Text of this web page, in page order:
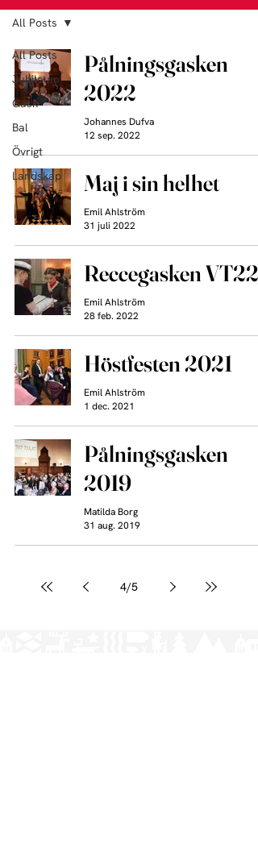
All Posts
Jubileum
Gask
Bal
Övrigt
Landskap
All Posts
Pålningsgasken
2022
Johannes Dufva
12 sep. 2022
Maj i sin helhet
Emil Ahlström
31 juli 2022
Reccegasken VT22
Emil Ahlström
28 feb. 2022
Höstfesten 2021
Emil Ahlström
1 dec. 2021
Pålningsgasken
2019
Matilda Borg
31 aug. 2019
4/5